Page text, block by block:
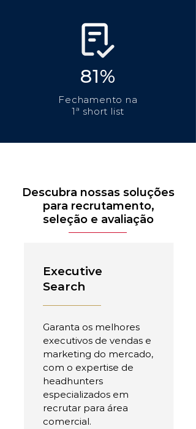
81%
Fechamento na
1ª short list
Descubra nossas soluções
para recrutamento,
seleção e avaliação
Executive
Search
Garanta os melhores
executivos de vendas e
marketing do mercado,
com o expertise de
headhunters
especializados em
recrutar para área
comercial.